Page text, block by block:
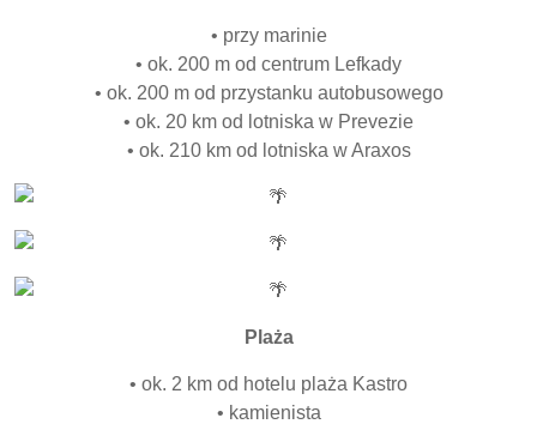
• przy marinie
• ok. 200 m od centrum Lefkady
• ok. 200 m od przystanku autobusowego
• ok. 20 km od lotniska w Prevezie
• ok. 210 km od lotniska w Araxos
Plaża
• ok. 2 km od hotelu plaża Kastro
• kamienista